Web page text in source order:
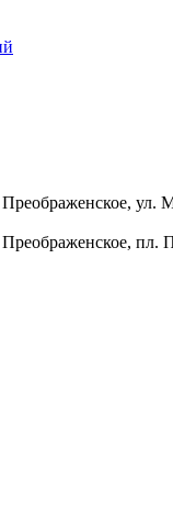
ул.
пл.